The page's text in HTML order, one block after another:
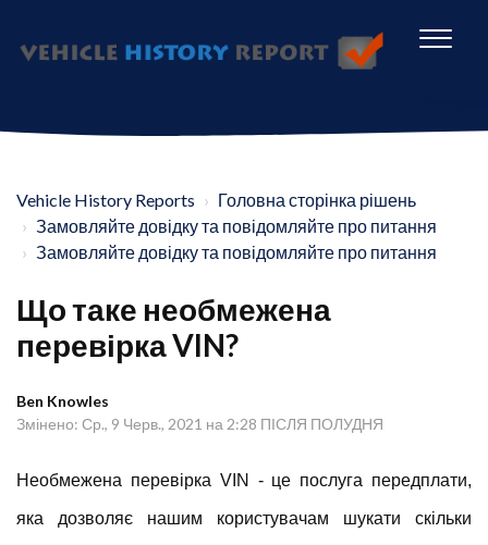
Vehicle History Reports
Головна сторінка рішень
Замовляйте довідку та повідомляйте про питання
Замовляйте довідку та повідомляйте про питання
Що таке необмежена
перевірка VIN?
Ben Knowles
Змінено: Ср., 9 Черв., 2021 на 2:28 ПІСЛЯ ПОЛУДНЯ
Необмежена перевірка VIN - це послуга передплати,
яка дозволяє нашим користувачам шукати скільки